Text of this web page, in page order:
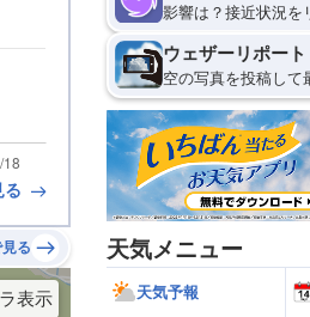
る
る
影響は？接近状況を
ウェザーリポート
空の写真を投稿して
天気メニュー
天気予報